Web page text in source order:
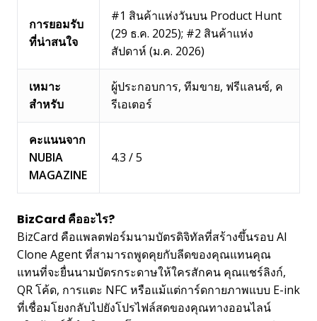
การยอมรับ
ที่น่าสนใจ
#1 สินค้าแห่งวันบน Product Hunt
(29 ธ.ค. 2025); #2 สินค้าแห่ง
สัปดาห์ (ม.ค. 2026)
เหมาะ
สำหรับ
ผู้ประกอบการ, ทีมขาย, ฟรีแลนซ์, ค
รีเอเตอร์
คะแนนจาก
NUBIA
MAGAZINE
4.3 / 5
BizCard คืออะไร?
BizCard คือแพลตฟอร์มนามบัตรดิจิทัลที่สร้างขึ้นรอบ AI
Clone Agent ที่สามารถพูดคุยกับลีดของคุณแทนคุณ
แทนที่จะยื่นนามบัตรกระดาษให้ใครสักคน คุณแชร์ลิงก์,
QR โค้ด, การแตะ NFC หรือแม้แต่การ์ดกายภาพแบบ E-ink
ที่เชื่อมโยงกลับไปยังโปรไฟล์สดของคุณทางออนไลน์